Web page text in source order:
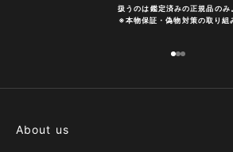
扱うのは鑑定済みの正規品のみ
※本物保証・偽物対策の取り組
I18n Error:
I18n
I18n
About us